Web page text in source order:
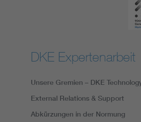
DKE Expertenarbeit
Unsere Gremien – DKE
External Relations & Support
Abkürzungen in der Normung